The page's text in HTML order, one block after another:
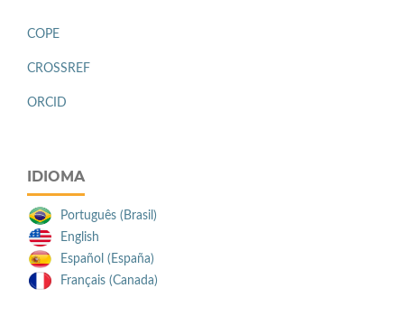
COPE
CROSSREF
ORCID
IDIOMA
Português (Brasil)
English
Español (España)
Français (Canada)